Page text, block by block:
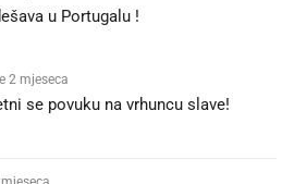
u Portugalu !
2 mjeseca
se povuku na vrhuncu slave!